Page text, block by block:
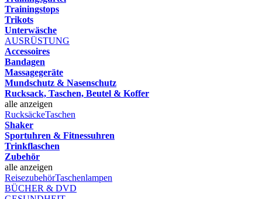
Trainingstops
Trikots
Unterwäsche
AUSRÜSTUNG
Accessoires
Bandagen
Massagegeräte
Mundschutz & Nasenschutz
Rucksack, Taschen, Beutel & Koffer
alle anzeigen
RucksäckeTaschen
Shaker
Sportuhren & Fitnessuhren
Trinkflaschen
Zubehör
alle anzeigen
ReisezubehörTaschenlampen
BÜCHER & DVD